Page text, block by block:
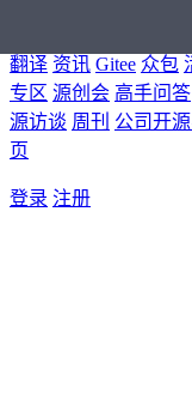
翻译 资讯 Gitee 众包
专区 源创会 高手问答
源访谈 周刊 公司开
页
登录 注册